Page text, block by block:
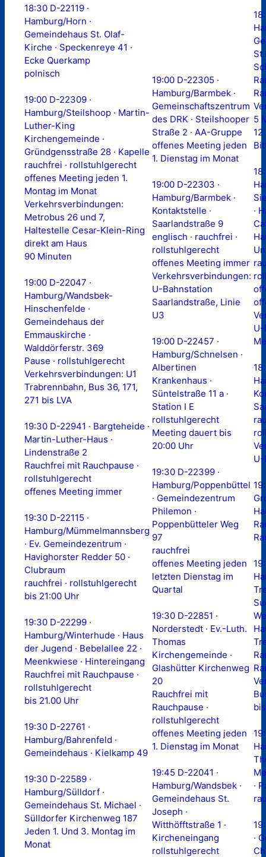
18:30 D-22119 ·
Hamburg/Horn ·
Gemeindehaus St. Olaf-
Kirche · Speckenreye 41 ·
Ecke Querkamp
polnisch
19:00 D-22309 ·
Hamburg/Steilshoop · Martin-
Luther-King
Kirchengemeinde ·
Gründgensstraße 28 · Kapelle
rauchfrei · rollstuhlgerecht
offenes Meeting jeden 1.
Montag im Monat
Verkehrsverbindungen:
Metrobus 26 und 7,
Haltestelle Cesar-Klein-Ring
direkt am Haus
90 Minuten
19:00 D-22047 ·
Hamburg/Wandsbek-
Hinschenfelde ·
Gemeindehaus der
Emmauskirche ·
Walddörferstr. 369
Pause · rollstuhlgerecht
Verkehrsverbindungen: U1
Trabrennbahn, Bus 36, 171,
271 bis LVA
19:30 D-22941 · Bargteheide ·
Martin-Luther-Haus ·
Lindenstraße 2
Rauchfrei mit Rauchpause ·
rollstuhlgerecht
offenes Meeting immer
19:30 D-22115 ·
Hamburg/Mümmelmannsberg
· Ev. Gemeindezentrum ·
Havighorster Redder 50 ·
Clubraum
rauchfrei · rollstuhlgerecht
bis 21:00 Uhr
19:30 D-22299 ·
Hamburg/Winterhude · Haus
der Jugend · Bebelallee 22 ·
Meenkwiese · Hintereingang
Rauchfrei mit Rauchpause ·
rollstuhlgerecht
bis 21.00 Uhr
19:30 D-22761 ·
Hamburg/Bahrenfeld ·
Gemeindehaus · Kielkamp 49
19:30 D-22589 ·
Hamburg/Sülldorf ·
Gemeindehaus St. Michael ·
Sülldorfer Kirchenweg 187
Jeden 1. Und 3. Montag im
Monat
19:00 D-22305 ·
Hamburg/Barmbek ·
Gemeinschaftszentrum
des DRK · Steilshooper
Straße 2 · AA-Gruppe
offenes Meeting jeden
1. Dienstag im Monat
19:00 D-22303 ·
Hamburg/Barmbek ·
Kontaktstelle ·
Saarlandstraße 9
englisch · rauchfrei ·
rollstuhlgerecht
offenes Meeting immer
Verkehrsverbindungen:
U-Bahnstation
Saarlandstraße, Linie
U3
19:00 D-22457 ·
Hamburg/Schnelsen ·
Albertinen
Krankenhaus ·
Süntelstraße 11 a ·
Station I E
rollstuhlgerecht
Meeting dauert bis
20:00 Uhr
19:30 D-22399 ·
Hamburg/Poppenbüttel
· Gemeindezentrum
Philemon ·
Poppenbütteler Weg
97
rauchfrei
offenes Meeting jeden
letzten Dienstag im
Quartal
19:30 D-22851 ·
Norderstedt · Ev.-Luth.
Thomas
Kirchengemeinde ·
Glashütter Kirchenweg
20
Rauchfrei mit
Rauchpause ·
rollstuhlgerecht
offenes Meeting jeden
1. Dienstag im Monat
19:45 D-22041 ·
Hamburg/Wandsbek ·
Gemeindehaus St.
Joseph ·
Witthöfftstraße 1 ·
Kircheneingang
rollstuhlgerecht
5
·
U-
U-
·
·